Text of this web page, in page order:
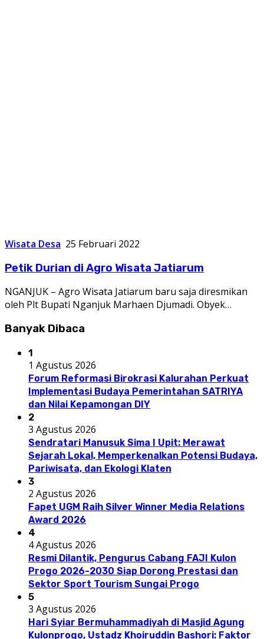
Wisata Desa 25 Februari 2022
Petik Durian di Agro Wisata Jatiarum
NGANJUK – Agro Wisata Jatiarum baru saja diresmikan
oleh Plt Bupati Nganjuk Marhaen Djumadi. Obyek…
Banyak Dibaca
1
1 Agustus 2026
Forum Reformasi Birokrasi Kalurahan Perkuat
Implementasi Budaya Pemerintahan SATRIYA
dan Nilai Kepamongan DIY
2
3 Agustus 2026
Sendratari Manusuk Sima I Upit: Merawat
Sejarah Lokal, Memperkenalkan Potensi Budaya,
Pariwisata, dan Ekologi Klaten
3
2 Agustus 2026
Fapet UGM Raih Silver Winner Media Relations
Award 2026
4
4 Agustus 2026
Resmi Dilantik, Pengurus Cabang FAJI Kulon
Progo 2026-2030 Siap Dorong Prestasi dan
Sektor Sport Tourism Sungai Progo
5
3 Agustus 2026
Hari Syiar Bermuhammadiyah di Masjid Agung
Kulonprogo, Ustadz Khoiruddin Bashori: Faktor